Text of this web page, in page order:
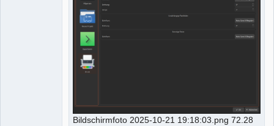
Bildschirmfoto 2025-10-21 19:18:03.png 72.28